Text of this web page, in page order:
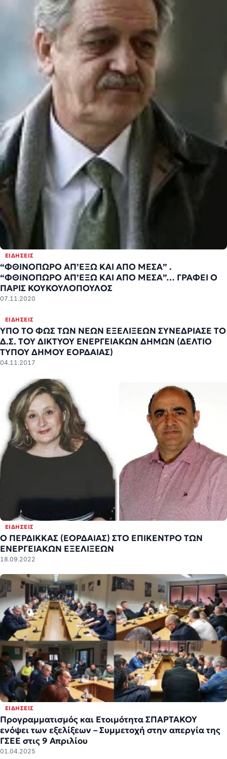
ΕΙΔΉΣΕΙΣ
“ΦΘΙΝΟΠΩΡΟ ΑΠ’ΕΞΩ ΚΑΙ ΑΠΟ ΜΕΣΑ” .
“ΦΘΙΝΟΠΩΡΟ ΑΠ’ΕΞΩ ΚΑΙ ΑΠΟ ΜΕΣΑ”… ΓΡΑΦΕΙ Ο
ΠΑΡΙΣ ΚΟΥΚΟΥΛΟΠΟΥΛΟΣ
07.11.2020
ΕΙΔΉΣΕΙΣ
ΥΠΟ ΤΟ ΦΩΣ ΤΩΝ ΝΕΩΝ ΕΞΕΛΙΞΕΩΝ ΣΥΝΕΔΡΙΑΣΕ ΤΟ
Δ.Σ. ΤΟΥ ΔΙΚΤΥΟΥ ΕΝΕΡΓΕΙΑΚΩΝ ΔΗΜΩΝ (ΔΕΛΤΙΟ
ΤΥΠΟΥ ΔΗΜΟΥ ΕΟΡΔΑΙΑΣ)
04.11.2017
ΕΙΔΉΣΕΙΣ
Ο ΠΕΡΔΙΚΚΑΣ (ΕΟΡΔΑΙΑΣ) ΣΤΟ ΕΠΙΚΕΝΤΡΟ ΤΩΝ
ΕΝΕΡΓΕΙΑΚΩΝ ΕΞΕΛΙΞΕΩΝ
18.09.2022
ΕΙΔΉΣΕΙΣ
Προγραμματισμός και Ετοιμότητα ΣΠΑΡΤΑΚΟΥ
ενόψει των εξελίξεων – Συμμετοχή στην απεργία της
ΓΣΕΕ στις 9 Απριλίου
01.04.2025